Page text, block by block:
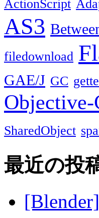
ActionScript
AS3
filedownload
GAE/J GC
Objective-
SharedObject
最近の投